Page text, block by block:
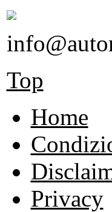
Top
Home
Privacy